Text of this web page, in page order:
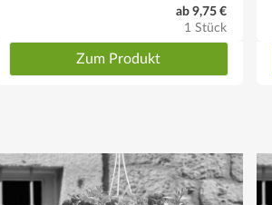
ab 9,75 €
1 Stück
Zum Produkt